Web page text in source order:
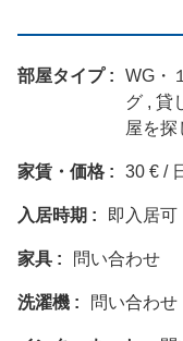
部屋タイプ
WG・
グ , 貸
屋を探
家賃・価格 30 € /
入居時期 即入居可
家具 問い合わせ
洗濯機 問い合わせ